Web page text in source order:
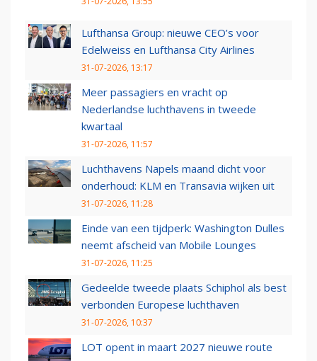
Lufthansa Group: nieuwe CEO’s voor
Edelweiss en Lufthansa City Airlines
31-07-2026, 13:17
Meer passagiers en vracht op
Nederlandse luchthavens in tweede
kwartaal
31-07-2026, 11:57
Luchthavens Napels maand dicht voor
onderhoud: KLM en Transavia wijken uit
31-07-2026, 11:28
Einde van een tijdperk: Washington Dulles
neemt afscheid van Mobile Lounges
31-07-2026, 11:25
Gedeelde tweede plaats Schiphol als best
verbonden Europese luchthaven
31-07-2026, 10:37
LOT opent in maart 2027 nieuwe route